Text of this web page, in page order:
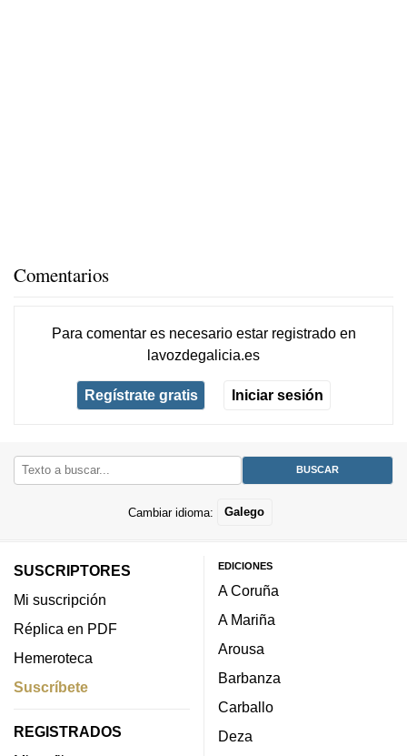
Comentarios
Para comentar es necesario estar registradoen
lavozdegalicia.es
Regístrate gratis Iniciar sesión
Cambiar idioma: Galego
SUSCRIPTORES
Mi suscripción
Réplica en PDF
Hemeroteca
Suscríbete
REGISTRADOS
EDICIONES
A Coruña
A Mariña
Arousa
Barbanza
Carballo
Deza